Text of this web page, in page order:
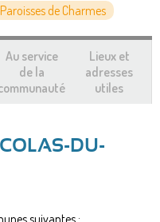
de Charmes
Au service
de la
Lieux et
adresses
utiles
DU-
suivantes :